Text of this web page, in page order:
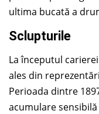
ultima bucată a
Sclupturile
La începutul
ales din
Perioada dintre
acumulare